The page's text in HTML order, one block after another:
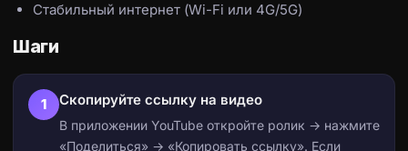
Стабильный интернет (Wi-Fi или 4G/5G)
Шаги
1 Скопируйте ссылку на видео
В приложении YouTube откройте ролик → нажмите
«Поделиться» → «Копировать ссылку». Если